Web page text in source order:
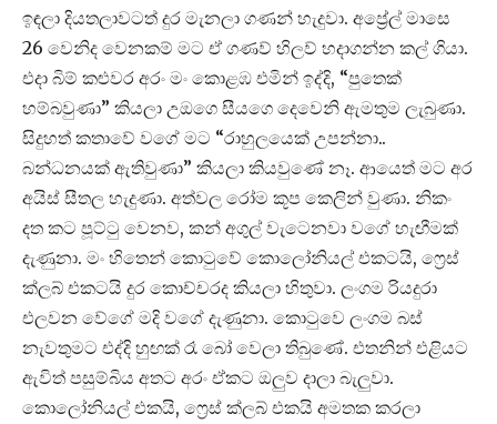
ඉඳලා දියතලාවටත් දුර මැනලා ගණන් හැදුවා. අප්‍රේල් මාසෙ
26 වෙනිද වෙනකම් මට ඒ ගණව් හිලව් හදාගන්න කල් ගියා.
එදා බිම් කළුවර අරං මං කොළඹ එමින් ඉද්දි, “පුතෙක්
හම්බවුණා” කියලා උඔගෙ සීයගෙ දෙවෙනි ඇමතුම ලැබුණා.
සිදුහත් කතාවේ වගේ මට “රාහුලයෙක් උපන්නා..
බන්ධනයක් ඇතිවුණා” කියලා කියවුණේ නෑ. ආයෙත් මට අර
අයිස් සීතල හැදුණා. අත්වල රෝම කූප කෙලින් වුණා. නිකං
දත කට පූට්ටු වෙනව, කන් අගුල් වැටෙනවා වගේ හැඟීමක්
දැණුනා. මං හිතෙන් කොටුවේ කොලෝනියල් එකටයි, ෆ්‍රෙස්
ක්ලබ් එකටයි දුර කොච්චරද කියලා හිතුවා. ලංගම රියදුරා
එලවන වේගේ මදි වගේ දැණුනා. කොටුවෙ ලංගම බස්
නැවතුමට එද්දි හුඟක් රෑ බෝ වෙලා තිබුණේ. එතනින් එළියට
ඇවිත් පසුම්බිය අතට අරං ඒකට ඔලුව දාලා බැලුවා.
කොලෝනියල් එකයි, ෆ්‍රෙස් ක්ලබ් එකයි අමතක කරලා